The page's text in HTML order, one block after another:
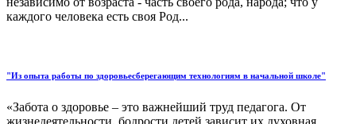
каждого человека есть своя Род...
"Из опыта работы по здоровьесберегающим технологиям в начальной школе"
«Забота о здоровье – это важнейший труд педагога. От
жизнедеятельности, бодрости детей зависит их духовная